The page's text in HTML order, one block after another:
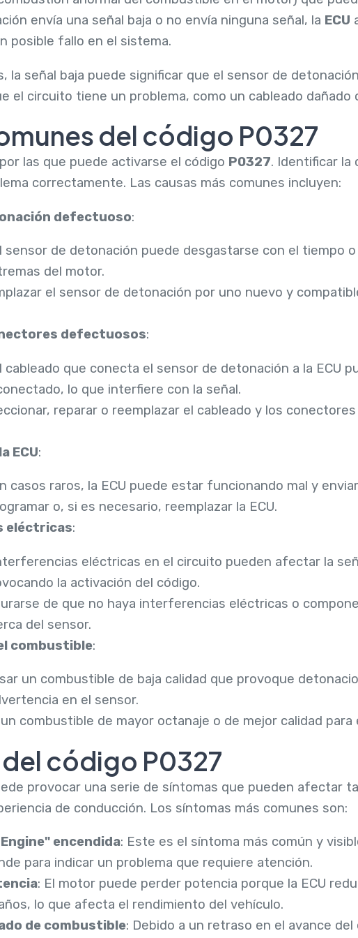
envía una señal baja o no envía ninguna señal, la ECU
posible fallo en el sistema.
la señal baja puede significar que el sensor de
el circuito tiene un problema, como un cableado dañado
del código P0327
las que puede activarse el código P0327. Identificar la
correctamente. Las causas más comunes incluyen:
defectuoso:
sensor de detonación puede desgastarse con el tiempo
del motor.
el sensor de detonación por uno nuevo y
defectuosos:
cableado que conecta el sensor de detonación a la ECU
lo que interfiere con la señal.
reparar o reemplazar el cableado y los
ECU:
casos raros, la ECU puede estar funcionando mal y
o, si es necesario, reemplazar la ECU.
eléctricas:
eléctricas en el circuito pueden afectar la
la activación del código.
de que no haya interferencias eléctricas o
del sensor.
combustible:
un combustible de baja calidad que provoque
en el sensor.
un combustible de mayor octanaje o de mejor calidad
código P0327
provocar una serie de síntomas que pueden afectar
de conducción. Los síntomas más comunes son:
encendida: Este es el síntoma más común y
para indicar un problema que requiere atención.
: El motor puede perder potencia porque la ECU
lo que afecta el rendimiento del vehículo.
de combustible: Debido a un retraso en el avance